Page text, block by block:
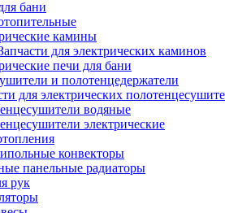
бани
камины
для электрических каминов
печи для бани
и полотенцедержатели
для электрических
водяные
электрические
конвекторы
панельные радиаторы
рук